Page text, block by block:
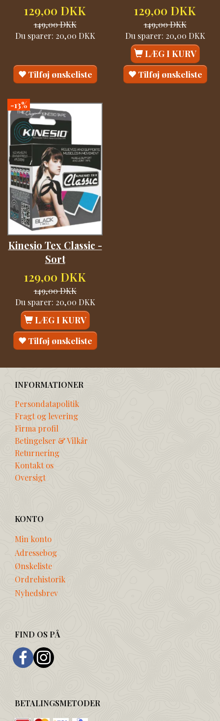
129,00 DKK
149,00 DKK
Du sparer: 20,00 DKK
Tilføj ønskeliste
129,00 DKK
149,00 DKK
Du sparer: 20,00 DKK
LÆG I KURV
Tilføj ønskeliste
-13%
Kinesio Tex Classic -
Sort
129,00 DKK
149,00 DKK
Du sparer: 20,00 DKK
LÆG I KURV
Tilføj ønskeliste
INFORMATIONER
Persondatapolitik
Fragt og levering
Firma profil
Betingelser & Vilkår
Returnering
Kontakt os
Oversigt
KONTO
Min konto
Adressebog
Ønskeliste
Ordrehistorik
Nyhedsbrev
FIND OS PÅ
BETALINGSMETODER